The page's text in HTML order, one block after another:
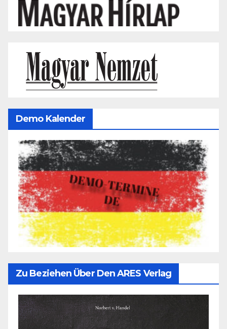
Demo Kalender
Zu Beziehen Über Den ARES Verlag